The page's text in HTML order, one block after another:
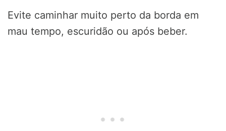
Evite caminhar muito perto da borda em
mau tempo, escuridão ou após beber.